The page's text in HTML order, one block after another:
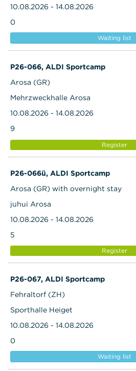
10.08.2026 - 14.08.2026
0
Waiting list
P26-066, ALDI Sportcamp
Arosa (GR)
Mehrzweckhalle Arosa
10.08.2026 - 14.08.2026
9
Register
P26-066ü, ALDI Sportcamp
Arosa (GR) with overnight stay
juhui Arosa
10.08.2026 - 14.08.2026
5
Register
P26-067, ALDI Sportcamp
Fehraltorf (ZH)
Sporthalle Heiget
10.08.2026 - 14.08.2026
0
Waiting list